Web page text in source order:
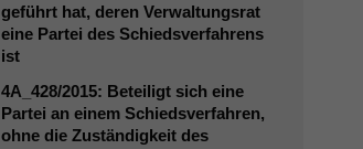
geführt hat, deren Verwaltungsrat
eine Partei des Schiedsverfahrens
ist
4A_428/2015: Beteiligt sich eine
Partei an einem Schiedsverfahren,
ohne die Zuständigkeit des